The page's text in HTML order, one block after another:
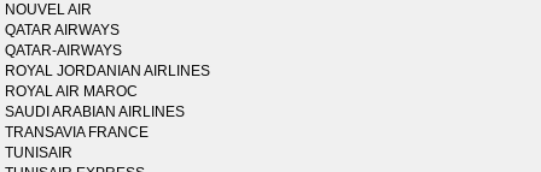
NOUVEL AIR
QATAR AIRWAYS
QATAR-AIRWAYS
ROYAL JORDANIAN AIRLINES
ROYAL AIR MAROC
SAUDI ARABIAN AIRLINES
TRANSAVIA FRANCE
TUNISAIR